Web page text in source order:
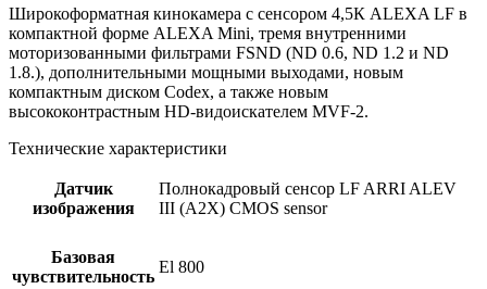
Широкоформатная кинокамера с сенсором 4,5К ALEXA LF в
компактной форме ALEXA Mini, тремя внутренними
моторизованными фильтрами FSND (ND 0.6, ND 1.2 и ND
1.8.), дополнительными мощными выходами, новым
компактным диском Codex, а также новым
высококонтрастным HD-видоискателем MVF-2.
Технические характеристики
Датчик
изображения
Полнокадровый сенсор LF ARRI ALEV
III (A2X) CMOS sensor
Базовая
чувствительность
El 800